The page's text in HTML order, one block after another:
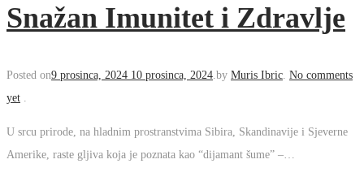
Snažan Imunitet i Zdravlje
Posted on9 prosinca, 2024 10 prosinca, 2024 by Muris Ibric No comments
yet
U srcu prirode, na hladnim prostranstvima Sibira, Skandinavije i Sjeverne
Amerike, raste gljiva koja je poznata kao “dijamant šume” –…